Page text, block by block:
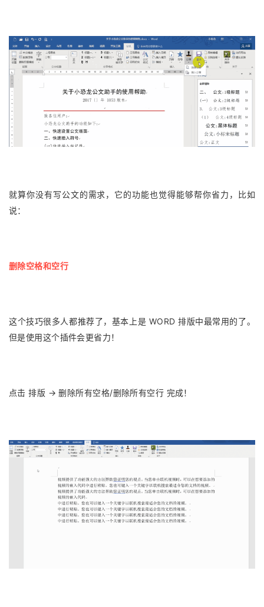
就算你没有写公文的需求，它的功能也觉得能够帮你省力，比如
说：
删除空格和空行
这个技巧很多人都推荐了，基本上是 WORD 排版中最常用的了。
但是使用这个插件会更省力！
点击 排版 → 删除所有空格/删除所有空行 完成！